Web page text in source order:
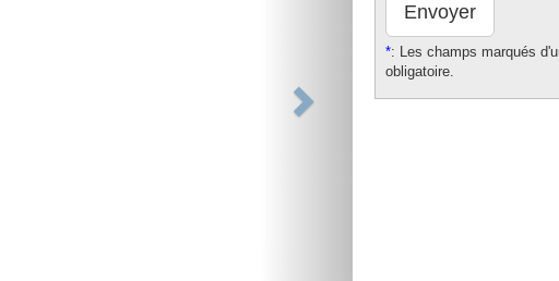
Envoyer
*: Les champs marqués
obligatoire.